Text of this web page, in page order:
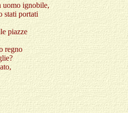
uomo ignobile,
stati portati
piazze
regno